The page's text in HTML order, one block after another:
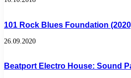
101 Rock Blues Foundation
26.09.2020
Beatport Electro House: Sound